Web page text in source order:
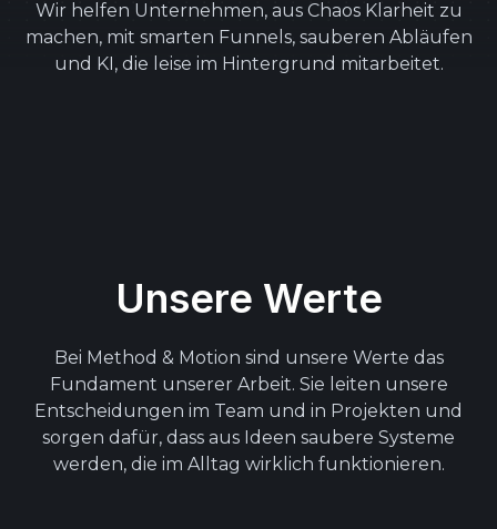
Wir helfen Unternehmen, aus Chaos Klarheit zu
machen, mit smarten Funnels, sauberen Abläufen
und KI, die leise im Hintergrund mitarbeitet.
Unsere Werte
Bei Method & Motion sind unsere Werte das
Fundament unserer Arbeit. Sie leiten unsere
Entscheidungen im Team und in Projekten und
sorgen dafür, dass aus Ideen saubere Systeme
werden, die im Alltag wirklich funktionieren.